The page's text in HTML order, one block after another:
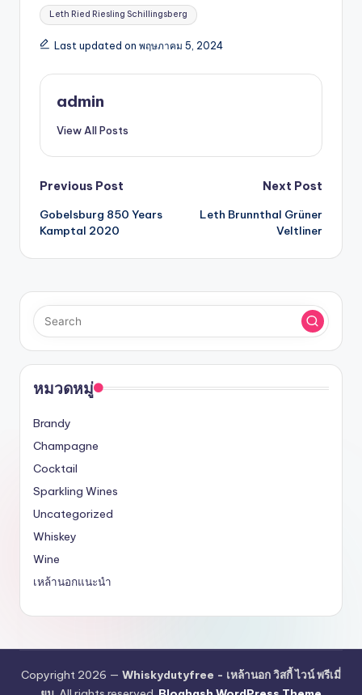
Leth Ried Riesling Schillingsberg
Last updated on พฤษภาคม 5, 2024
admin
View All Posts
Previous Post
Gobelsburg 850 Years
Kamptal 2020
Next Post
Leth Brunnthal Grüner
Veltliner
หมวดหมู่
Brandy
Champagne
Cocktail
Sparkling Wines
Uncategorized
Whiskey
Wine
เหล้านอกแนะนำ
Copyright 2026 — Whiskydutyfree - เหล้านอก วิสกี้ ไวน์ พรีเมี่